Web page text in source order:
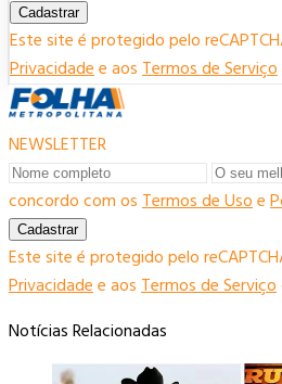
Cadastrar
Este site é protegido pelo
Privacidadee aosTermos de Serviço
NEWSLETTER
concordo com osTermos de Usoe
Cadastrar
Este site é protegido pelo
Privacidadee aosTermos de Serviço
Notícias Relacionadas